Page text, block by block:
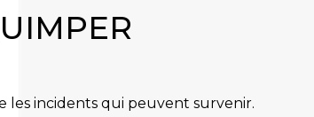
les incidents qui peuvent survenir.